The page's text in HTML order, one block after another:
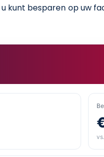
kunt besparen op uw